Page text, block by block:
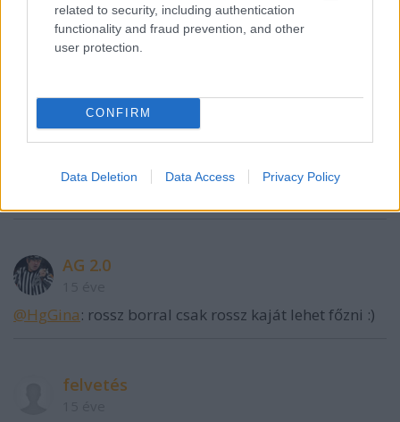
related to security, including authentication
functionality and fraud prevention, and other
user protection.
CONFIRM
Data Deletion Data Access Privacy Policy
sok mellébeszélés, okoskodás, arcoskodás helyett
mindössze annyit írna, mondana: nekem ízlett,
kóstold meg, ha teheted.
Oremus 7 puttonyos 85-ös aszú eszenciáját a Tokaji
máslástól (de, meg tudom különböztetni), de bizony
ittam már ausztrál shirazt, ami ízlett. És nem kellett
lábosban végezte, miközben bőszen igyekezett egy
AG 2.0
@HgGina: rossz borral csak rossz kaját lehet főzni :)
felvetés